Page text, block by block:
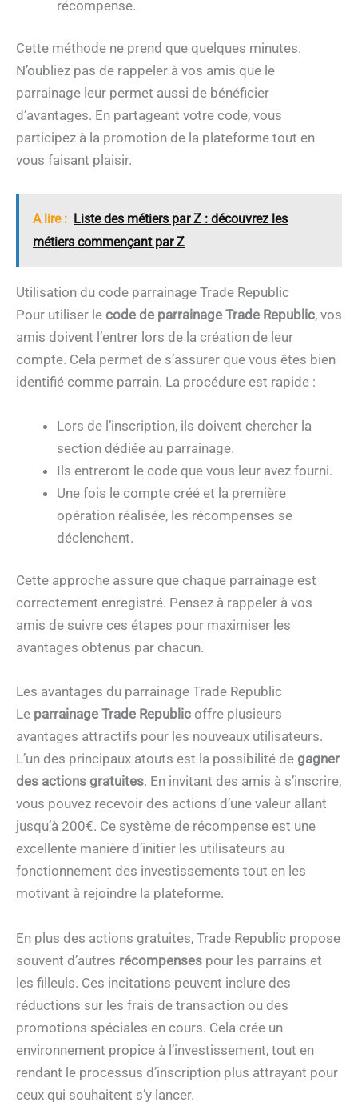
récompense.
Cette méthode ne prend que quelques minutes.
N’oubliez pas de rappeler à vos amis que le
parrainage leur permet aussi de bénéficier
d’avantages. En partageant votre code, vous
participez à la promotion de la plateforme tout en
vous faisant plaisir.
A lire : Liste des métiers par Z : découvrez les
métiers commençant par Z
Utilisation du code parrainage Trade Republic
Pour utiliser le code de parrainage Trade Republic, vos
amis doivent l’entrer lors de la création de leur
compte. Cela permet de s’assurer que vous êtes bien
identifié comme parrain. La procédure est rapide :
Lors de l’inscription, ils doivent chercher la
section dédiée au parrainage.
Ils entreront le code que vous leur avez fourni.
Une fois le compte créé et la première
opération réalisée, les récompenses se
déclenchent.
Cette approche assure que chaque parrainage est
correctement enregistré. Pensez à rappeler à vos
amis de suivre ces étapes pour maximiser les
avantages obtenus par chacun.
Les avantages du parrainage Trade Republic
Le parrainage Trade Republic offre plusieurs
avantages attractifs pour les nouveaux utilisateurs.
L’un des principaux atouts est la possibilité de gagner
des actions gratuites. En invitant des amis à s’inscrire,
vous pouvez recevoir des actions d’une valeur allant
jusqu’à 200€. Ce système de récompense est une
excellente manière d’initier les utilisateurs au
fonctionnement des investissements tout en les
motivant à rejoindre la plateforme.
En plus des actions gratuites, Trade Republic propose
souvent d’autres récompenses pour les parrains et
les filleuls. Ces incitations peuvent inclure des
réductions sur les frais de transaction ou des
promotions spéciales en cours. Cela crée un
environnement propice à l’investissement, tout en
rendant le processus d’inscription plus attrayant pour
ceux qui souhaitent s’y lancer.